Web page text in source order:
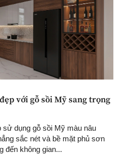
với gỗ sồi Mỹ sang trọng
sử dụng gỗ sồi Mỹ màu nâu
sắc nét và bề mặt phủ sơn
đến không gian...